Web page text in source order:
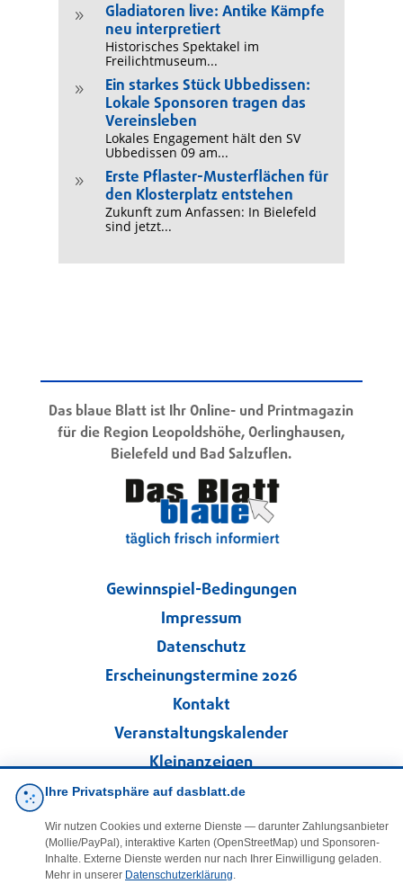
9
Gladiatoren live: Antike Kämpfe
neu interpretiert
Historisches Spektakel im
Freilichtmuseum...
9
Ein starkes Stück Ubbedissen:
Lokale Sponsoren tragen das
Vereinsleben
Lokales Engagement hält den SV
Ubbedissen 09 am...
9
Erste Pflaster-Musterflächen für
den Klosterplatz entstehen
Zukunft zum Anfassen: In Bielefeld
sind jetzt...
Das blaue Blatt ist Ihr Online- und Printmagazin
für die Region Leopoldshöhe, Oerlinghausen,
Bielefeld und Bad Salzuflen.
Gewinnspiel-Bedingungen
Impressum
Datenschutz
Erscheinungstermine 2026
Kontakt
Veranstaltungskalender
Kleinanzeigen
Folgen Sie uns!
Ihre Privatsphäre auf dasblatt.de
Wir nutzen Cookies und externe Dienste — darunter Zahlungsanbieter
(Mollie/PayPal), interaktive Karten (OpenStreetMap) und Sponsoren-
Inhalte. Externe Dienste werden nur nach Ihrer Einwilligung geladen.
Mehr in unserer Datenschutzerklärung.